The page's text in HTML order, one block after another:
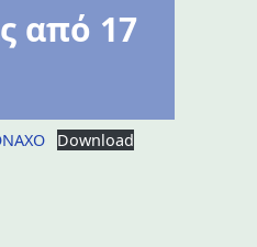
από 17
Download